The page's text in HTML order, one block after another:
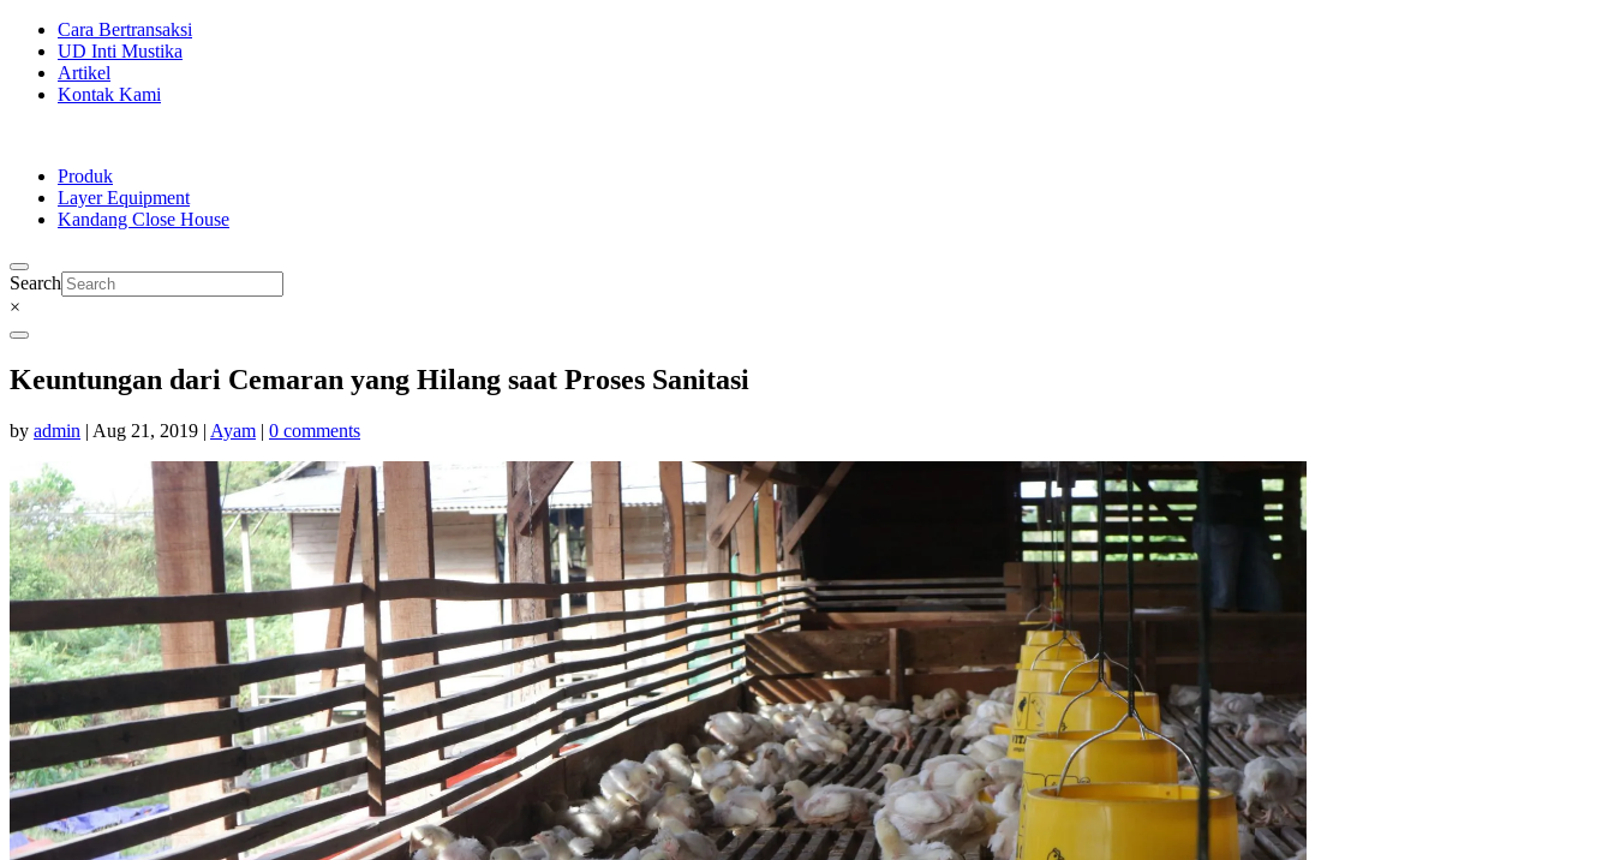
Cara Bertransaksi
UD Inti Mustika
Artikel
Kontak Kami
Produk
Layer Equipment
Kandang Close House
Search
×
Keuntungan dari Cemaran yang Hilang saat Proses Sanitasi
by admin | Aug 21, 2019 | Ayam | 0 comments